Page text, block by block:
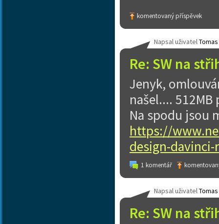
komentovaný příspěvek
Re: SW na
Napsal uživatelTomas
Jenyk,
našel....
Na spodu jsou
https://
design-davinci-
1 komentář
Re: SW na
Napsal uživatelTomas